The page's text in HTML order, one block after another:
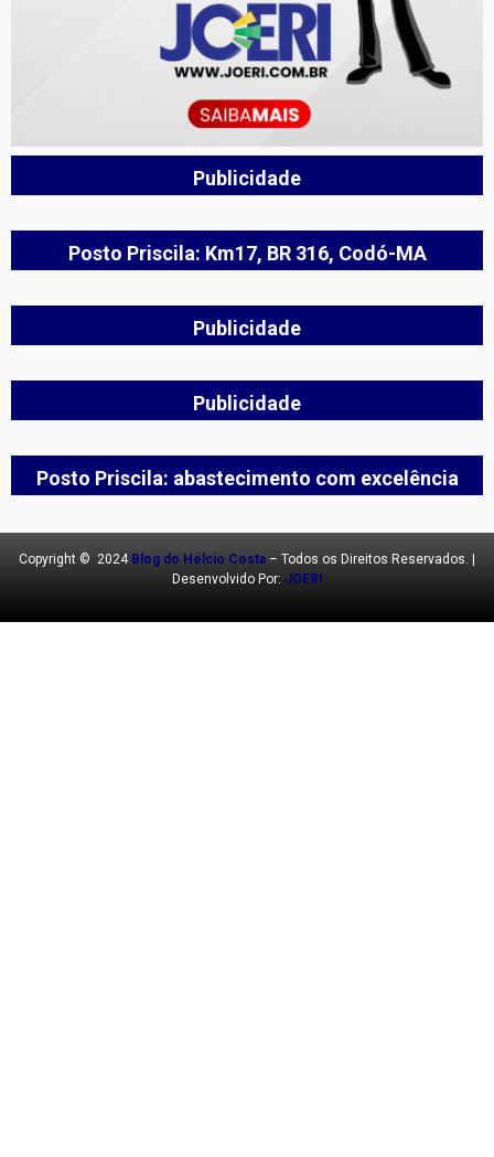
Publicidade
Posto Priscila: Km17, BR 316, Codó-MA
Publicidade
Publicidade
Posto Priscila: abastecimento com excelência
Copyright © 2024 Blog do Hélcio Costa – Todos os Direitos Reservados. |
Desenvolvido Por: JOERI